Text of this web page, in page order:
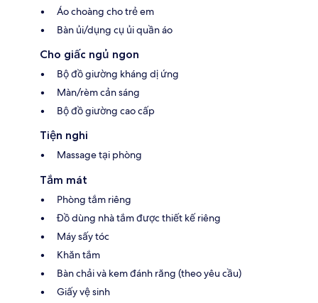
Áo choàng cho trẻ em
Bàn ủi/dụng cụ ủi quần áo
Cho giấc ngủ ngon
Bộ đồ giường kháng dị ứng
Màn/rèm cản sáng
Bộ đồ giường cao cấp
Tiện nghi
Massage tại phòng
Tắm mát
Phòng tắm riêng
Đồ dùng nhà tắm được thiết kế riêng
Máy sấy tóc
Khăn tắm
Bàn chải và kem đánh răng (theo yêu cầu)
Giấy vệ sinh